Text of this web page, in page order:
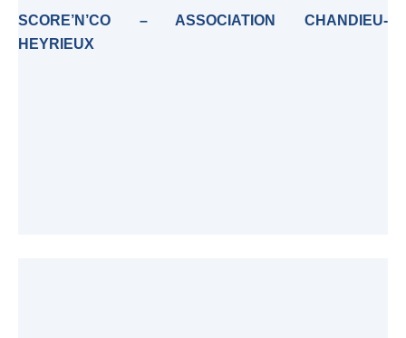
SCORE’N’CO – ASSOCIATION CHANDIEU-
HEYRIEUX